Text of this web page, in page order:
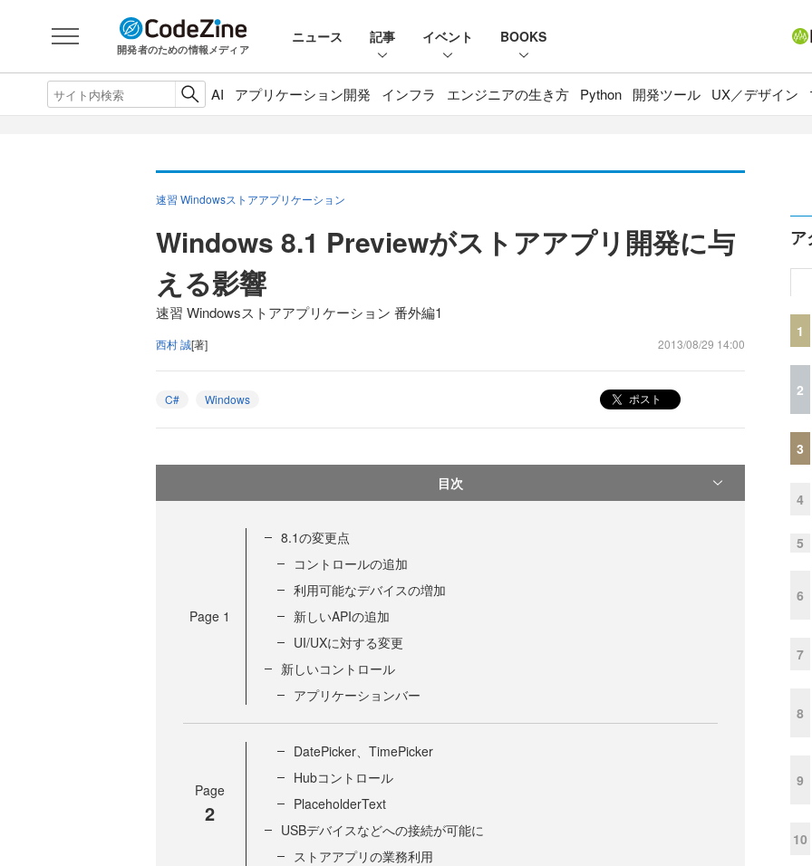
開発者のための情報メディア
ニュース 記事 イベント BOOKS
AI アプリケーション開発 インフラ エンジニアの生き方 Python 開発ツール UX／デザイン
速習 Windowsストアアプリケーション
Windows 8.1 Previewがストアアプリ開発に与
える影響
速習 Windowsストアアプリケーション 番外編1
西村 誠[著] 2013/08/29 14:00
C# Windows ポスト
目次
Page 1
8.1の変更点
コントロールの追加
利用可能なデバイスの増加
新しいAPIの追加
UI/UXに対する変更
新しいコントロール
アプリケーションバー
Page
2
DatePicker、TimePicker
Hubコントロール
PlaceholderText
USBデバイスなどへの接続が可能に
ストアアプリの業務利用
ア
1
2
3
4
5
6
7
8
9
10